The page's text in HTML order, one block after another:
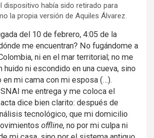
dispositivo había sido retirado para
la propia versión de Aquiles Álvarez.
del 10 de febrero, 4:05 de la
me encuentran? No fugándome a
ni en el mar territorial; no me
huido ni escondido en una cueva, sino
en mi cama con mi esposa (…).
me entrega y me coloca el
dice bien clarito: después de
tecnológico, que mi domicilio
offline, no por mi culpa ni